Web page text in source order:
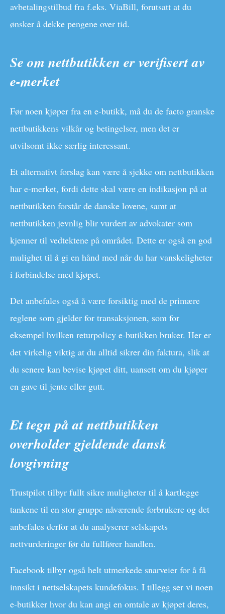
avbetalingstilbud fra f.eks. ViaBill, forutsatt at du
ønsker å dekke pengene over tid.
Se om nettbutikken er verifisert av
e-merket
Før noen kjøper fra en e-butikk, må du de facto granske
nettbutikkens vilkår og betingelser, men det er
utvilsomt ikke særlig interessant.
Et alternativt forslag kan være å sjekke om nettbutikken
har e-merket, fordi dette skal være en indikasjon på at
nettbutikken forstår de danske lovene, samt at
nettbutikken jevnlig blir vurdert av advokater som
kjenner til vedtektene på området. Dette er også en god
mulighet til å gi en hånd med når du har vanskeligheter
i forbindelse med kjøpet.
Det anbefales også å være forsiktig med de primære
reglene som gjelder for transaksjonen, som for
eksempel hvilken returpolicy e-butikken bruker. Her er
det virkelig viktig at du alltid sikrer din faktura, slik at
du senere kan bevise kjøpet ditt, uansett om du kjøper
en gave til jente eller gutt.
Et tegn på at nettbutikken
overholder gjeldende dansk
lovgivning
Trustpilot tilbyr fullt sikre muligheter til å kartlegge
tankene til en stor gruppe nåværende forbrukere og det
anbefales derfor at du analyserer selskapets
nettvurderinger før du fullfører handlen.
Facebook tilbyr også helt utmerkede snarveier for å få
innsikt i nettselskapets kundefokus. I tillegg ser vi noen
e-butikker hvor du kan angi en omtale av kjøpet deres,